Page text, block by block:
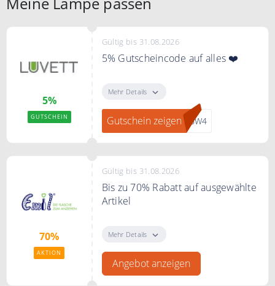
5%
GUTSCHEIN
Gültig bis 31.08.2026
5% Gutscheincode auf alles ❤️
Ihre gesamte Bestellung.
Mehr Details
Gutschein zeigen 36W4
70%
AKTION
Gültig bis 31.08.2026
Bis zu 70% Rabatt auf ausgewählte
Artikel
ausgewählte Artikel
Mehr Details
Angebot anzeigen